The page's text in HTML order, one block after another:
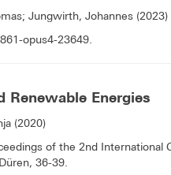
Jungwirth, Johannes (2023)
opus4-23649.
Renewable Energies
(2020)
of the 2nd
36-39.